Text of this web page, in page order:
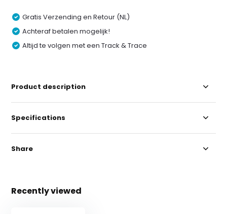
Gratis Verzending en Retour (NL)
Achteraf betalen mogelijk!
Altijd te volgen met een Track & Trace
Product description
Specifications
Share
Recently viewed